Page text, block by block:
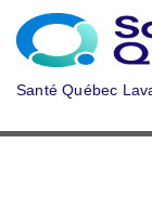
Aller au menu
Santé Québec